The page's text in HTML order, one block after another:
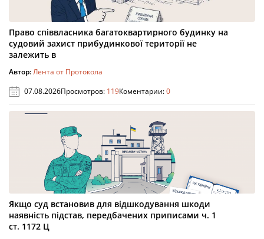
Право співвласника багатоквартирного будинку на
судовий захист прибудинкової території не
залежить в
Автор:Лента от Протокола
07.08.2026Просмотров: 119Коментарии:0
Якщо суд встановив для відшкодування шкоди
наявність підстав, передбачених приписами ч. 1
ст. 1172 Ц